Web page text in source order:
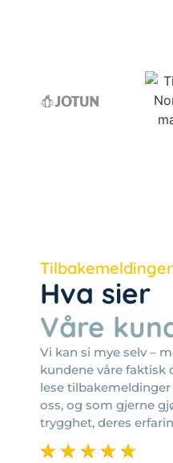
Tilbakemeldinger
Hva sier
Våre
Vi kan si mye selv –
kundene våre faktisk
lese
oss, og som gjerne
trygghet, deres
☆ ☆ ☆ ☆ ☆